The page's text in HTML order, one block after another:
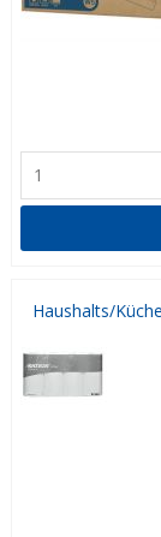
Haushalts/